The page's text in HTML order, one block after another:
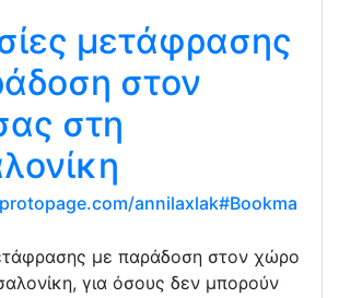
μετάφρασης
στον
στη
annilaxlak#Bookma
με παράδοση στον χώρο
για όσους δεν μπορούν